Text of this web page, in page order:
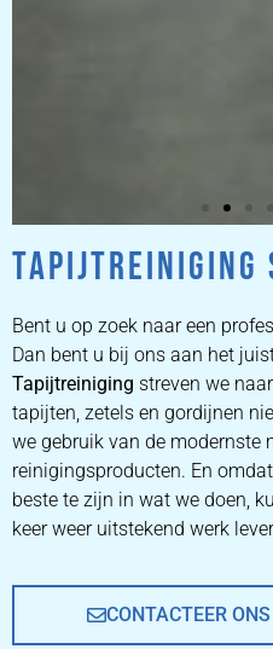
ZETEL
REINIGEN
ZETEL REINIGEN
PROFESSIONALS
PRIJZEN
Bent u op zoek naar een
Dan bent u bij ons aan het
Tapijtreiniging streven we
tapijten, zetels en gordijnen
we gebruik van de modernste
reinigingsproducten. En
beste te zijn in wat we doen,
keer weer uitstekend werk
CONTACTEER ONS